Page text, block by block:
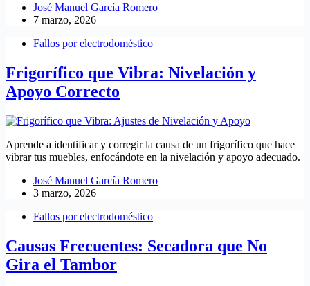
José Manuel García Romero
7 marzo, 2026
Fallos por electrodoméstico
Frigorífico que Vibra: Nivelación y
Apoyo Correcto
Aprende a identificar y corregir la causa de un frigorífico que hace
vibrar tus muebles, enfocándote en la nivelación y apoyo adecuado.
José Manuel García Romero
3 marzo, 2026
Fallos por electrodoméstico
Causas Frecuentes: Secadora que No
Gira el Tambor